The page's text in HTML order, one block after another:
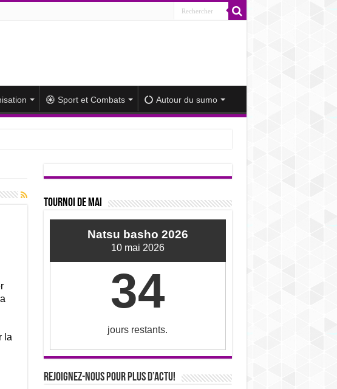
Sport et Combats Autour du sumo
un Hoshoryu diminué
la
Tournoi de mai
Natsu basho 2026
10 mai 2026
34
jours restants.
Rejoignez-nous pour plus d’actu!